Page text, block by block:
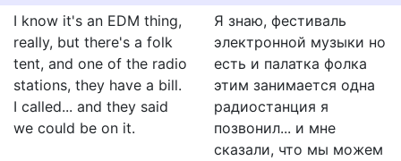
I know it's an EDM thing,
really, but there's a folk
tent, and one of the radio
stations, they have a bill.
I called... and they said
we could be on it.
Я знаю, фестиваль
электронной музыки но
есть и палатка фолка
этим занимается одна
радиостанция я
позвонил... и мне
сказали, что мы можем